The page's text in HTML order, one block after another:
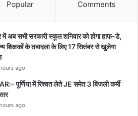
Popular Comments
में अब सभी सरकारी स्कूल शनिवार को होगा हाफ-डे,
शिक्षकों के तबादला के लिए 17 सितंबर से खुलेगा
ago
पूर्णिया में रिश्वत लेते JE समेत 3 बिजली कर्मी
ago